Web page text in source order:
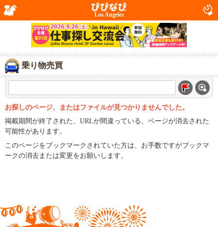
Los Angeles
乗り物売買
お探しのページ、またはファイルが見つかりませんでした。
掲載期間が終了された、URLが間違っている、ページが消去された
可能性があります。
このページをブックマークされていた方は、お手数ですがブックマ
ークの消去または変更をお願いします。